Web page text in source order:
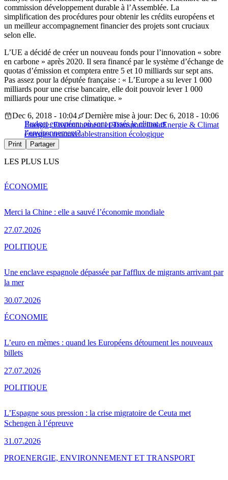
commission développement durable à l’Assemblée. La
simplification des procédures pour obtenir les crédits européens et
un meilleur accompagnement financier des projets sont cruciaux
selon elle.
L’UE a décidé de créer un nouveau fonds pour l’innovation « sobre
en carbone » après 2020. Il sera financé par le système d’échange de
quotas d’émission et comptera entre 5 et 10 milliards sur sept ans.
Pas assez pour la députée française : « L’Europe a su lever 1 000
milliards pour une crise bancaire, elle doit pouvoir lever 1 000
milliards pour une crise climatique. »
Budget européen: où sont passés le climat et
l’environnement?
Dec 6, 2018 - 10:04
Dernière mise à jour: Dec 6, 2018 - 10:06
Energie, Environnement et TransportclimatEnergie & Climat
énergies renouvelablestransition écologique
Print Partager
LES PLUS LUS
Merci la Chine : elle a sauvé l’économie mondiale
27.07.2026
ÉCONOMIE
Une enclave espagnole dépassée par l'afflux de migrants arrivant par
la mer
30.07.2026
POLITIQUE
L’euro en mèmes : quand les Européens détournent les nouveaux
billets
27.07.2026
ÉCONOMIE
L’Espagne sous pression : la crise migratoire de Ceuta met
Schengen à l’épreuve
31.07.2026
POLITIQUE
PROENERGIE, ENVIRONNEMENT ET TRANSPORT